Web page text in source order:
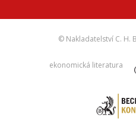
© Nakladatelství C. H.
ekonomická literatura